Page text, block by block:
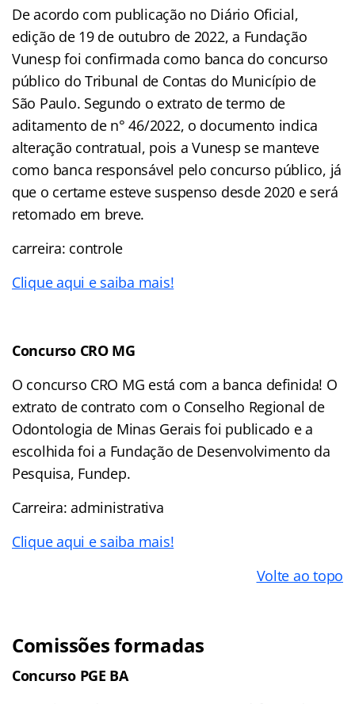
De acordo com publicação no Diário Oficial,
edição de 19 de outubro de 2022, a Fundação
Vunesp foi confirmada como banca do concurso
público do Tribunal de Contas do Município de
São Paulo. Segundo o extrato de termo de
aditamento de n° 46/2022, o documento indica
alteração contratual, pois a Vunesp se manteve
como banca responsável pelo concurso público, já
que o certame esteve suspenso desde 2020 e será
retomado em breve.
carreira: controle
Clique aqui e saiba mais!
Concurso CRO MG
O concurso CRO MG está com a banca definida! O
extrato de contrato com o Conselho Regional de
Odontologia de Minas Gerais foi publicado e a
escolhida foi a Fundação de Desenvolvimento da
Pesquisa, Fundep.
Carreira: administrativa
Clique aqui e saiba mais!
Volte ao topo
Comissões formadas
Concurso PGE BA